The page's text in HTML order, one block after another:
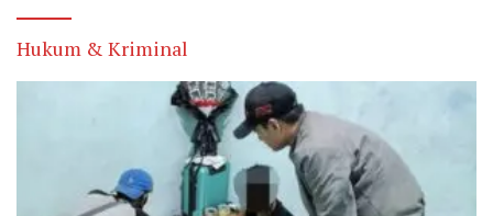
Hukum & Kriminal